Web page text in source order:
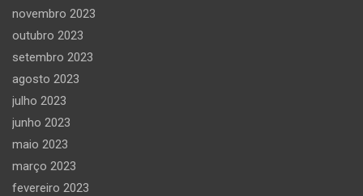
novembro 2023
outubro 2023
setembro 2023
agosto 2023
julho 2023
junho 2023
maio 2023
março 2023
fevereiro 2023